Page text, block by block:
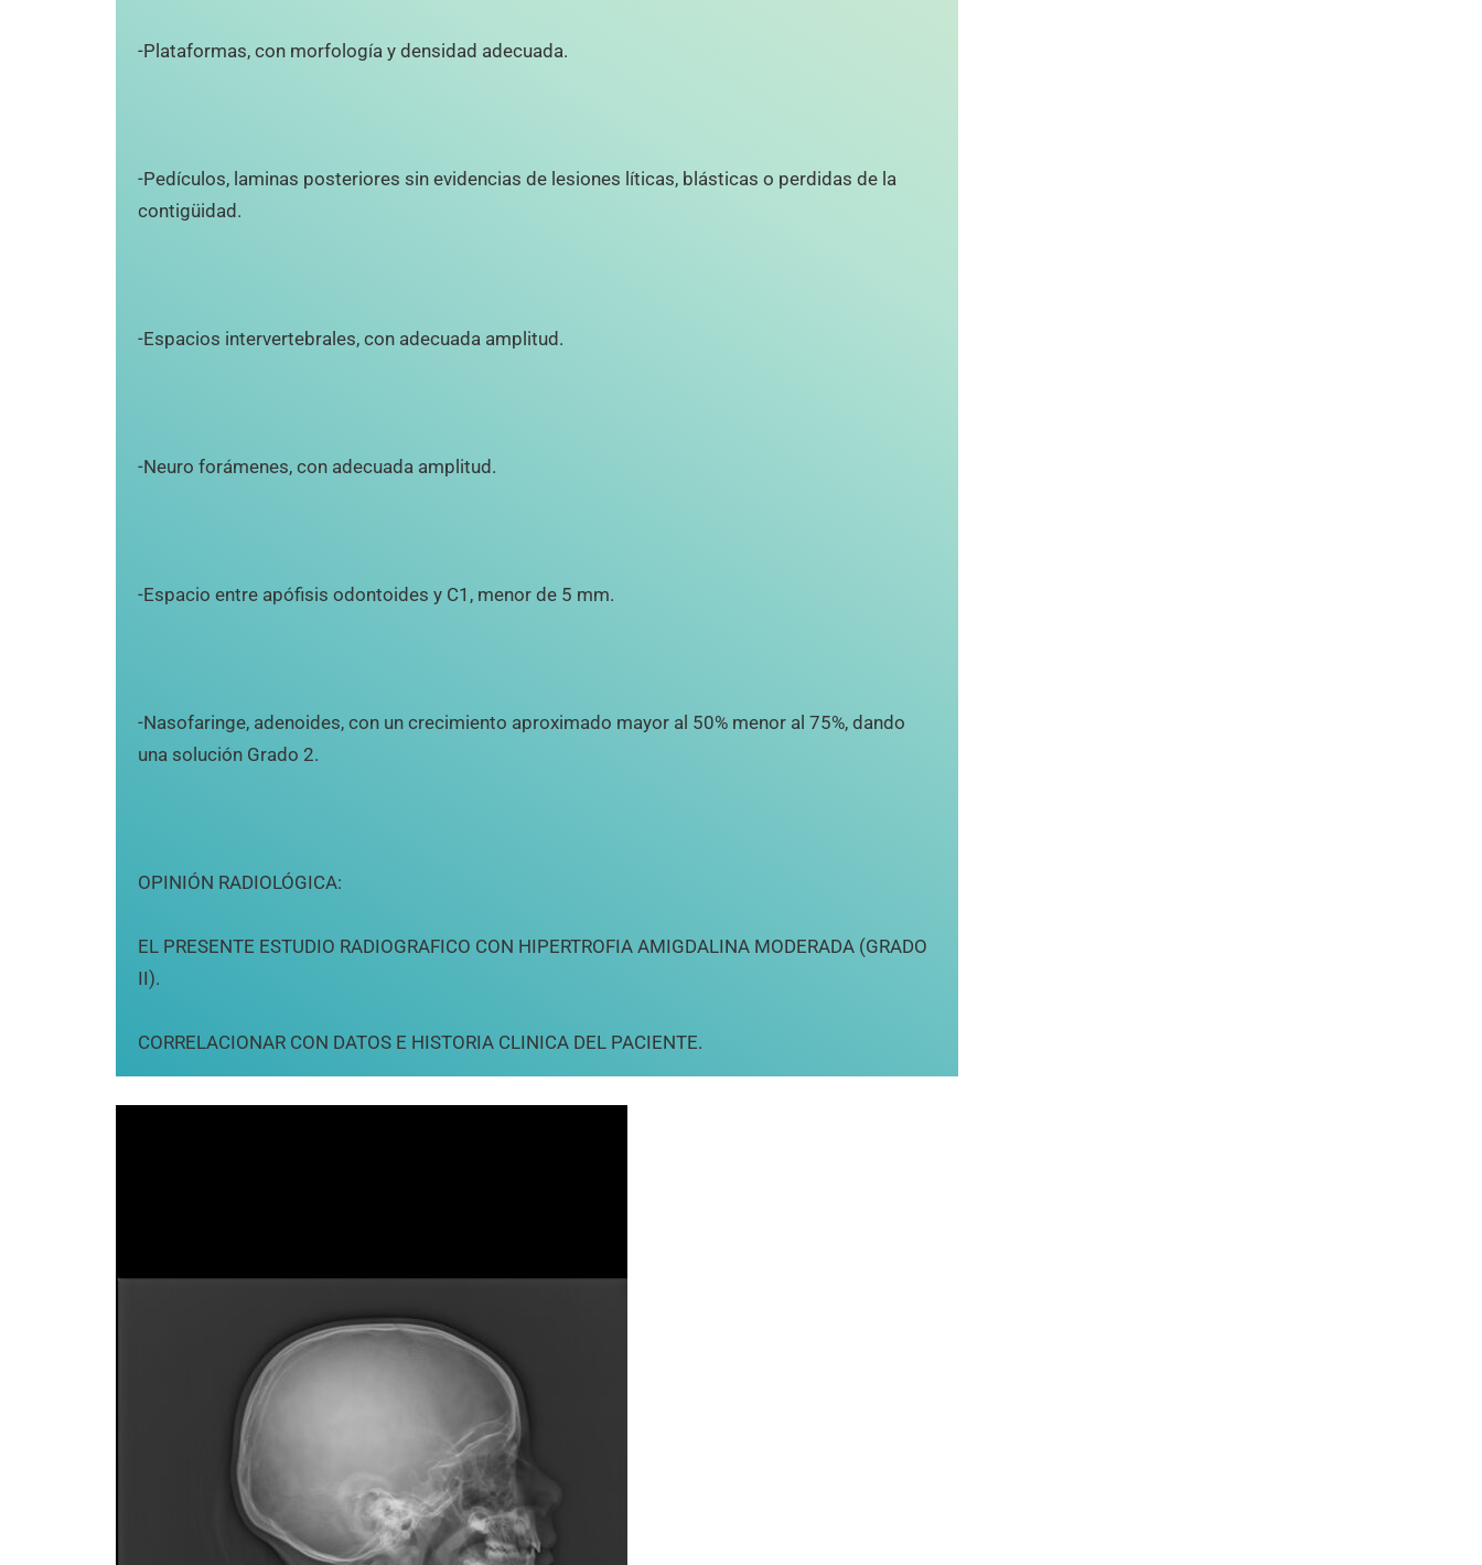
-Plataformas, con morfología y densidad adecuada.
-Pedículos, laminas posteriores sin evidencias de lesiones líticas, blásticas o perdidas de la
contigüidad.
-Espacios intervertebrales, con adecuada amplitud.
-Neuro forámenes, con adecuada amplitud.
-Espacio entre apófisis odontoides y C1, menor de 5 mm.
-Nasofaringe, adenoides, con un crecimiento aproximado mayor al 50% menor al 75%, dando
una solución Grado 2.
OPINIÓN RADIOLÓGICA:
EL PRESENTE ESTUDIO RADIOGRAFICO CON HIPERTROFIA AMIGDALINA MODERADA (GRADO
II).
CORRELACIONAR CON DATOS E HISTORIA CLINICA DEL PACIENTE.